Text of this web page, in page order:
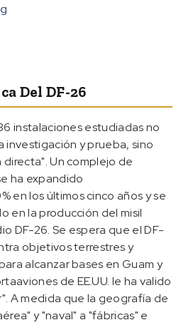
Del DF-26
instalaciones estudiadas no
investigación y prueba, sino
Un complejo de
ha expandido
en los últimos cinco años y se
en la producción del misil
DF-26. Se espera que el DF-
objetivos terrestres y
alcanzar bases en Guam y
de EE.UU. le ha valido
A medida que la geografía de
y "naval" a "fábricas" e